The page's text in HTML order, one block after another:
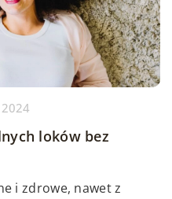
loków bez
i zdrowe, nawet z